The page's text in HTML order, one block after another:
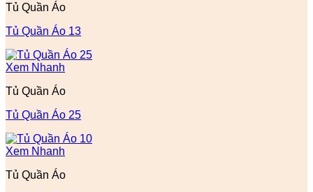
Tủ Quần Áo
Tủ Quần Áo 13
Xem Nhanh
Tủ Quần Áo
Tủ Quần Áo 25
Xem Nhanh
Tủ Quần Áo